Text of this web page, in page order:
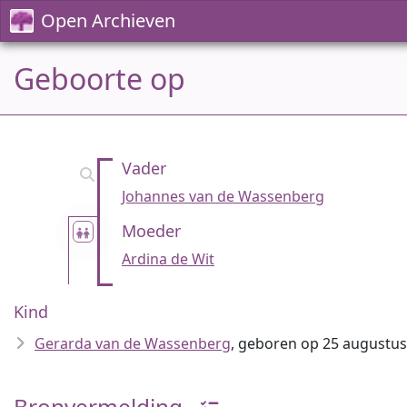
Open Archieven
Geboorte op
Vader
Johannes van de Wassenberg
Moeder
Ardina de Wit
Kind
Gerarda van de Wassenberg, geboren op 25